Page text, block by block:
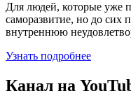
Для людей, которые уже
саморазвитие, но до сих
внутреннюю
Узнать подробнее
Канал на